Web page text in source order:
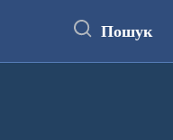
Пошук